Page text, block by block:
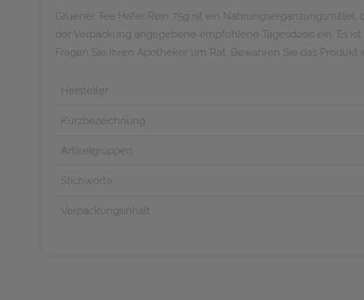
Gruener Tee Hafer Rein 75g ist ein
der Verpackung angegebene empfohlene Tagesdosis ein. Es
Fragen Sie Ihren Apotheker um Rat. Bewahren Sie das
Hersteller
Kurzbezeichnung
Artikelgruppen
Stichworte
Verpackungsinhalt